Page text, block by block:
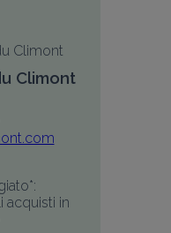
Climont
acquisti in